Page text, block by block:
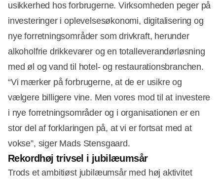
usikkerhed hos forbrugerne. Virksomheden peger på
investeringer i oplevelsesøkonomi, digitalisering og
nye forretningsområder som drivkraft, herunder
alkoholfrie drikkevarer og en totalleverandørløsning
med øl og vand til hotel- og restaurationsbranchen.
“Vi mærker på forbrugerne, at de er usikre og
vælgere billigere vine. Men vores mod til at investere
i nye forretningsområder og i organisationen er en
stor del af forklaringen på, at vi er fortsat med at
vokse”, siger Mads Stensgaard.
Rekordhøj trivsel i jubilæumsår
Trods et ambitiøst jubilæumsår med høj aktivitet